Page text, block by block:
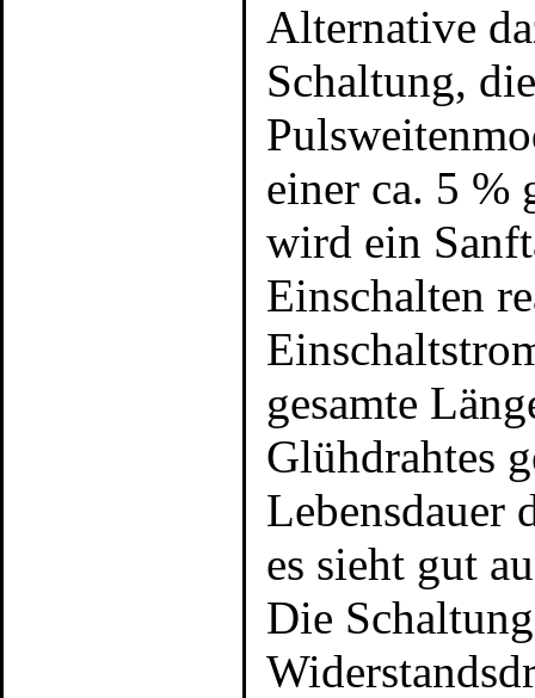
Alternative
Schaltung,
einer ca. 5 %
wird ein
Einschalten
gesamte
Glühdrahtes
Lebensdauer
es sieht gut
Die